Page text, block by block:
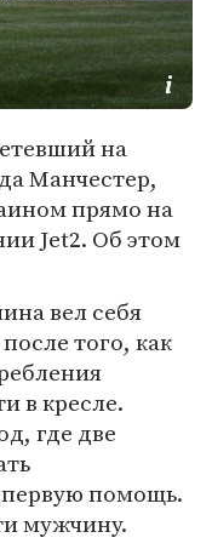
на
Манчестер,
прямо на
Jet2. Об этом
вел себя
того, как
в кресле.
где две
помощь.
мужчину.